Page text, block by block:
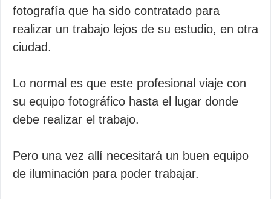
fotografía que ha sido contratado para
realizar un trabajo lejos de su estudio, en otra
ciudad.
Lo normal es que este profesional viaje con
su equipo fotográfico hasta el lugar donde
debe realizar el trabajo.
Pero una vez allí necesitará un buen equipo
de iluminación para poder trabajar.